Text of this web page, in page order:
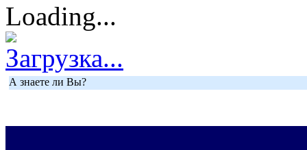
Loading...
Загрузка...
А знаете ли Вы?